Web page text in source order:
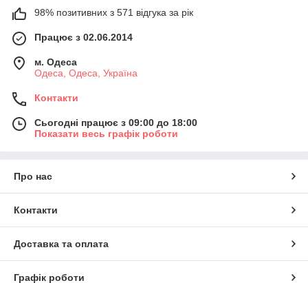
98% позитивних з 571 відгука за рік
Працює з 02.06.2014
м. Одеса
Одеса, Одеса, Україна
Контакти
Сьогодні працює з 09:00 до 18:00
Показати весь графік роботи
Про нас
Контакти
Доставка та оплата
Графік роботи